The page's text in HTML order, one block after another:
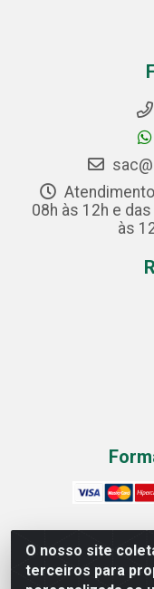
O nosso site
terceiros para
08h às 12h e
às
Cofer
Progresso,